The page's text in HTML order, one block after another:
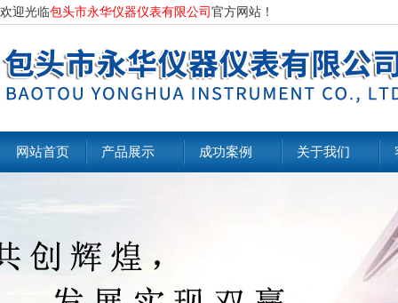
欢迎光临包头市永华仪器仪表有限公司 官方网站！
网站首页 产品展示 成功案例 关于我们